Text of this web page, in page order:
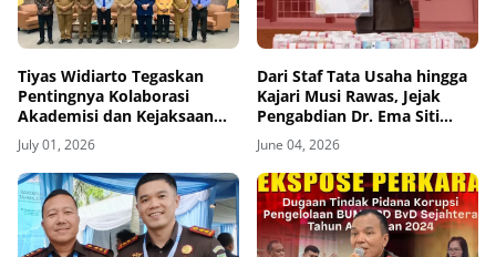
Tiyas Widiarto Tegaskan
Pentingnya Kolaborasi
Akademisi dan Kejaksaan
dalam Pembentukan
Adhyaksa Chambers
July 01, 2026
Dari Staf Tata Usaha hingga
Kajari Musi Rawas, Jejak
Pengabdian Dr. Ema Siti
Huzaemah Ahmad di Korps
Adhyaksa
June 04, 2026